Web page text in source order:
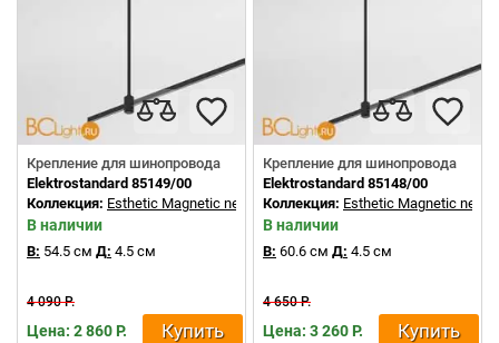
Крепление для шинопровода
Elektrostandard 85149/00
Коллекция: Esthetic Magnetic new
В наличии
В: 54.5 см Д: 4.5 см
4 090 Р.
Цена: 2 860 Р. Купить
Крепление для шинопровода
Elektrostandard 85148/00
Коллекция: Esthetic Magnetic new
В наличии
В: 60.6 см Д: 4.5 см
4 650 Р.
Цена: 3 260 Р. Купить